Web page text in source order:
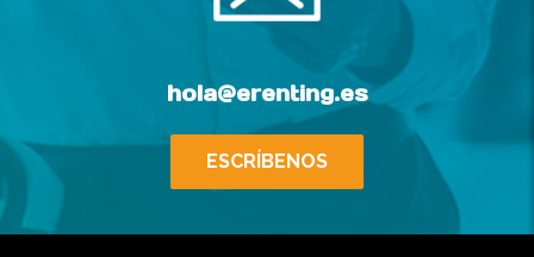
hola@erenting.es
ESCRÍBENOS